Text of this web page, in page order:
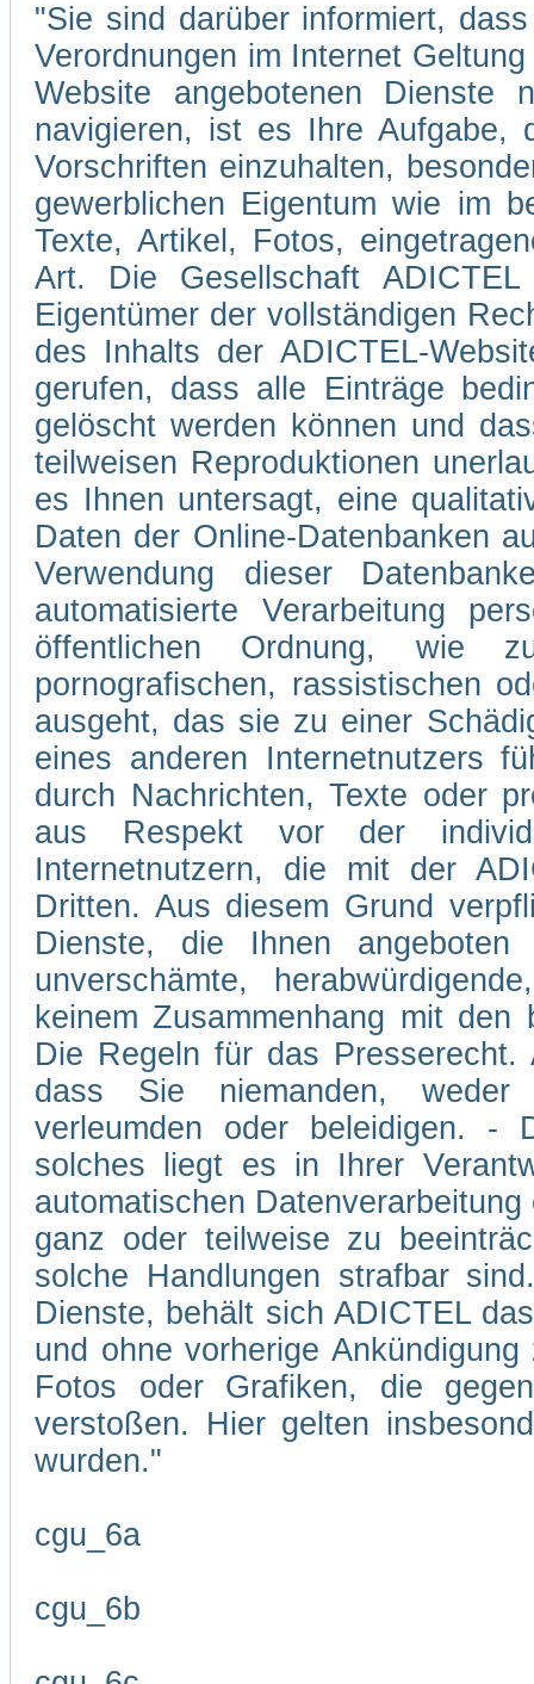
"Sie sind darüber informiert,
Verordnungen im Internet
Website angebotenen Dienste
navigieren, ist es Ihre Aufgabe,
Vorschriften einzuhalten,
gewerblichen Eigentum wie im
Texte, Artikel, Fotos,
Art. Die Gesellschaft
Eigentümer der vollständigen
des Inhalts der ADICTEL-
gerufen, dass alle Einträge
gelöscht werden können und
teilweisen Reproduktionen
es Ihnen untersagt, eine
Daten der Online-Datenbanken
Verwendung dieser
automatisierte Verarbeitung
öffentlichen Ordnung, wie
pornografischen, rassistischen
ausgeht, das sie zu einer
eines anderen Internetnutzers
durch Nachrichten, Texte oder
aus Respekt vor der
Internetnutzern, die mit der
Dritten. Aus diesem Grund
Dienste, die Ihnen angeboten
unverschämte,
keinem Zusammenhang mit
Die Regeln für das
dass Sie niemanden, weder
verleumden oder beleidigen. -
solches liegt es in Ihrer
automatischen
ganz oder teilweise zu
solche Handlungen strafbar
Dienste, behält sich ADICTEL
und ohne vorherige
Fotos oder Grafiken, die
verstoßen. Hier gelten
wurden."
cgu_6a
cgu_6b